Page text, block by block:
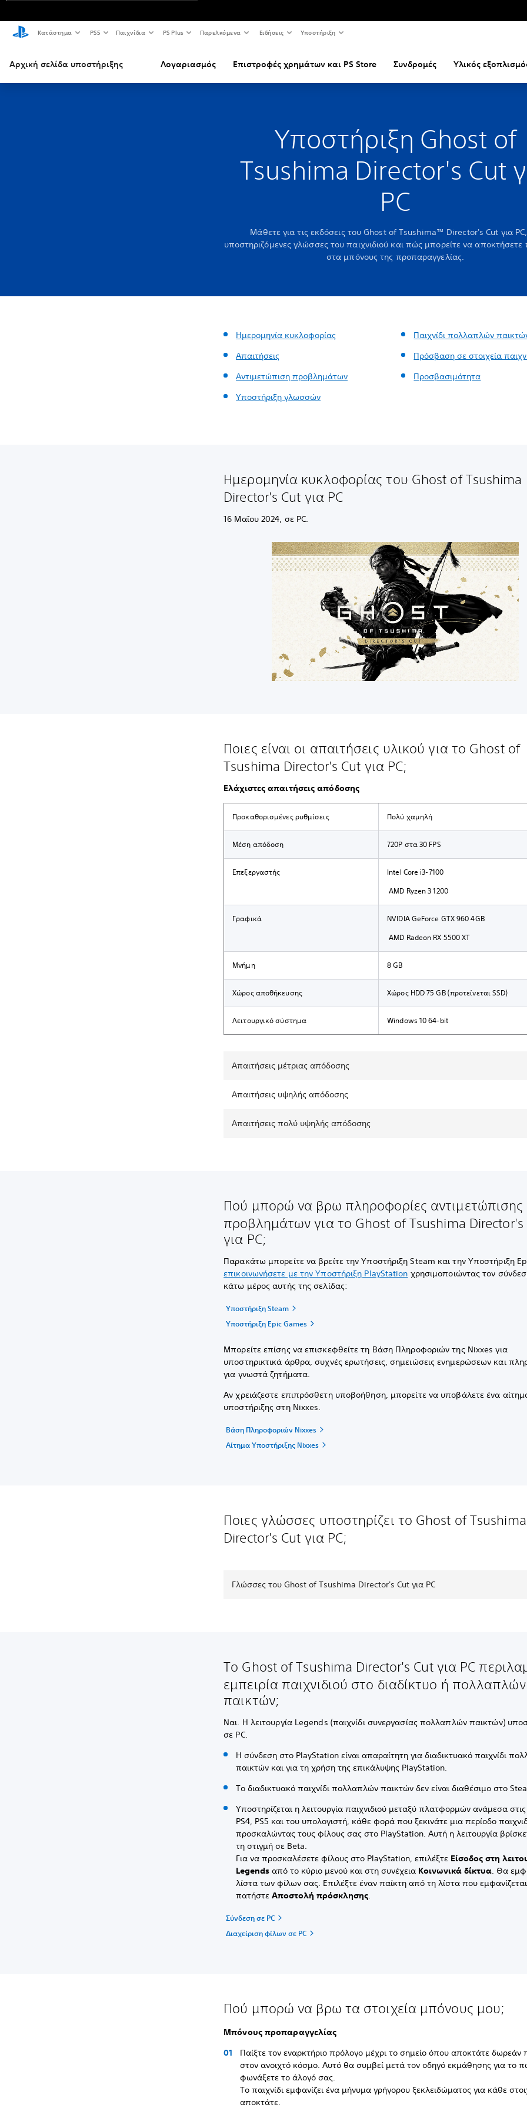
Κατάστημα PS5 Παιχνίδια PS Plus Παρελκόμενα Ειδήσεις Υποστήριξη
Αρχική σελίδα υποστήριξης Λογαριασμός Επιστροφές χρημάτων και PS Store Συνδρομές Υλικός
Υποστήριξη Ghost of
Tsushima Director's Cut
PC
Μάθετε για τις εκδόσεις του Ghost of Tsushima™ Director's Cut για PC,
υποστηριζόμενες γλώσσες του παιχνιδιού και πώς μπορείτε να
στα μπόνους της προπαραγγελίας.
Ημερομηνία κυκλοφορίας
Απαιτήσεις
Αντιμετώπιση προβλημάτων
Υποστήριξη γλωσσών
Παιχνίδι πολλαπλών
Πρόσβαση σε στοιχεία
Προσβασιμότητα
Ημερομηνία κυκλοφορίας του Ghost of Tsushima
Director's Cut για PC
16 Μαΐου 2024, σε PC.
Ποιες είναι οι απαιτήσεις υλικού για το Ghost of
Tsushima Director's Cut για PC;
Ελάχιστες απαιτήσεις απόδοσης
Προκαθορισμένες ρυθμίσεις Πολύ χαμηλή
Μέση απόδοση 720P στα 30 FPS
Επεξεργαστής
Intel Core i3-7100
AMD Ryzen 3 1200
Γραφικά
NVIDIA GeForce GTX 960 4GB
AMD Radeon RX 5500 XT
Μνήμη 8 GB
Χώρος αποθήκευσης Χώρος HDD 75 GB (προτείνεται SSD)
Λειτουργικό σύστημα Windows 10 64-bit
Απαιτήσεις μέτριας απόδοσης
Απαιτήσεις υψηλής απόδοσης
Απαιτήσεις πολύ υψηλής απόδοσης
Πού μπορώ να βρω πληροφορίες αντιμετώπισης
προβλημάτων για το Ghost of Tsushima Director's
για PC;
Παρακάτω μπορείτε να βρείτε την Υποστήριξη Steam και την Υποστήριξη
επικοινωνήσετε με την Υποστήριξη PlayStation χρησιμοποιώντας τον
κάτω μέρος αυτής της σελίδας:
Υποστήριξη Steam
Υποστήριξη Epic Games
Μπορείτε επίσης να επισκεφθείτε τη Βάση Πληροφοριών της Nixxes για
υποστηρικτικά άρθρα, συχνές ερωτήσεις, σημειώσεις ενημερώσεων και
για γνωστά ζητήματα.
Αν χρειάζεστε επιπρόσθετη υποβοήθηση, μπορείτε να υποβάλετε ένα
υποστήριξης στη Nixxes.
Βάση Πληροφοριών Nixxes
Αίτημα Υποστήριξης Nixxes
Ποιες γλώσσες υποστηρίζει το Ghost of Tsushima
Director's Cut για PC;
Γλώσσες του Ghost of Tsushima Director's Cut για PC
Το Ghost of Tsushima Director's Cut για PC
εμπειρία παιχνιδιού στο διαδίκτυο ή πολλαπλών
παικτών;
Ναι. Η λειτουργία Legends (παιχνίδι συνεργασίας πολλαπλών παικτών)
σε PC.
Η σύνδεση στο PlayStation είναι απαραίτητη για διαδικτυακό παιχνίδι
παικτών και για τη χρήση της επικάλυψης PlayStation.
Το διαδικτυακό παιχνίδι πολλαπλών παικτών δεν είναι διαθέσιμο στο
Υποστηρίζεται η λειτουργία παιχνιδιού μεταξύ πλατφορμών ανάμεσα
PS4, PS5 και του υπολογιστή, κάθε φορά που ξεκινάτε μια περίοδο
προσκαλώντας τους φίλους σας στο PlayStation. Αυτή η λειτουργία
τη στιγμή σε Beta.
Για να προσκαλέσετε φίλους στο PlayStation, επιλέξτε Είσοδος στη
Legends από το κύριο μενού και στη συνέχεια Κοινωνικά δίκτυα. Θα
λίστα των φίλων σας. Επιλέξτε έναν παίκτη από τη λίστα που
πατήστεΑποστολή πρόσκλησης.
Σύνδεση σε PC
Διαχείριση φίλων σε PC
Πού μπορώ να βρω τα στοιχεία μπόνους μου;
Μπόνους προπαραγγελίας
Παίξτε τον εναρκτήριο πρόλογο μέχρι το σημείο όπου αποκτάτε
στον ανοιχτό κόσμο. Αυτό θα συμβεί μετά τον οδηγό εκμάθησης για το
φωνάξετε το άλογό σας.
Το παιχνίδι εμφανίζει ένα μήνυμα γρήγορου ξεκλειδώματος για κάθε
αποκτάτε.